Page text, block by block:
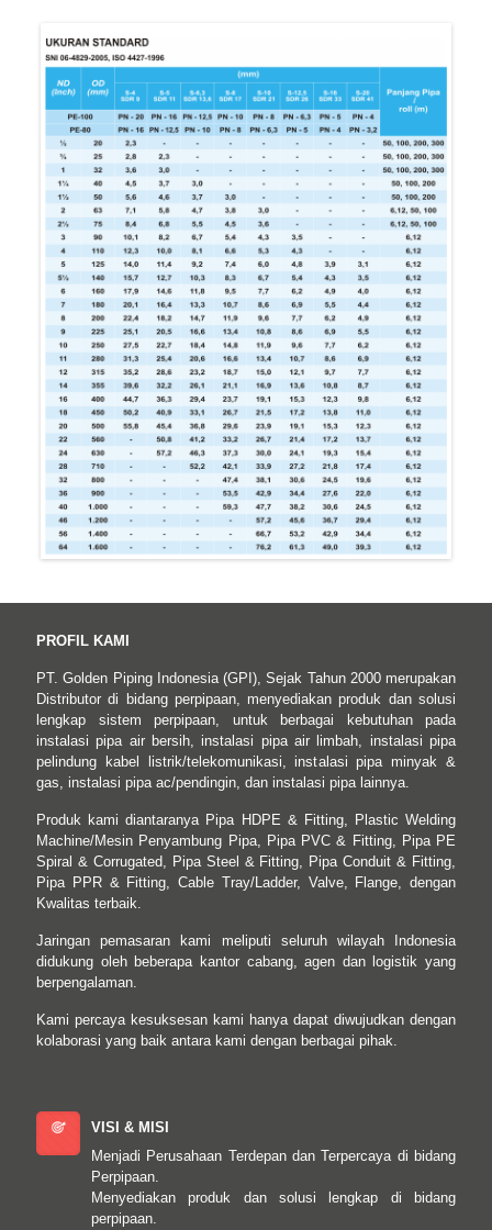
PROFIL KAMI
PT. Golden Piping Indonesia (GPI), Sejak Tahun 2000 merupakan
Distributor di bidang perpipaan, menyediakan produk dan solusi
lengkap sistem perpipaan, untuk berbagai kebutuhan pada
instalasi pipa air bersih, instalasi pipa air limbah, instalasi pipa
pelindung kabel listrik/telekomunikasi, instalasi pipa minyak &
gas, instalasi pipa ac/pendingin, dan instalasi pipa lainnya.
Produk kami diantaranya Pipa HDPE & Fitting, Plastic Welding
Machine/Mesin Penyambung Pipa, Pipa PVC & Fitting, Pipa PE
Spiral & Corrugated, Pipa Steel & Fitting, Pipa Conduit & Fitting,
Pipa PPR & Fitting, Cable Tray/Ladder, Valve, Flange, dengan
Kwalitas terbaik.
Jaringan pemasaran kami meliputi seluruh wilayah Indonesia
didukung oleh beberapa kantor cabang, agen dan logistik yang
berpengalaman.
Kami percaya kesuksesan kami hanya dapat diwujudkan dengan
kolaborasi yang baik antara kami dengan berbagai pihak.
VISI & MISI
Menjadi Perusahaan Terdepan dan Terpercaya di bidang
Perpipaan.
Menyediakan produk dan solusi lengkap di bidang
perpipaan.